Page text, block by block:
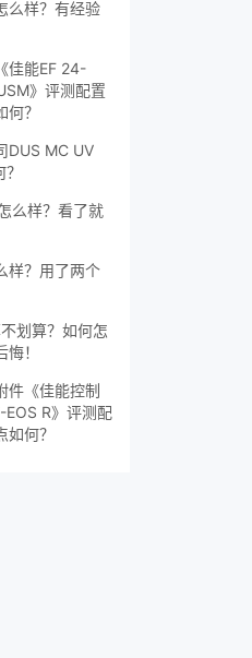
么样？有经验
佳能EF 24-
》评测配置
？
DUS MC UV
么样？看了就
样？用了两个
划算？如何怎
！
件《佳能控制
R》评测配
何？